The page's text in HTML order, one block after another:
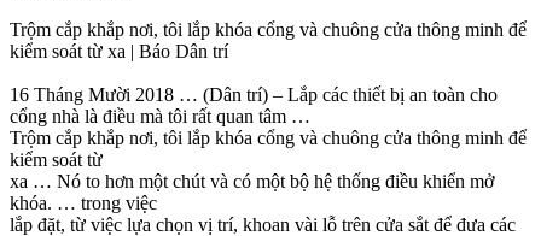
Trộm cắp khắp nơi, tôi lắp khóa cổng và chuông cửa thông minh để
kiểm soát từ xa | Báo Dân trí
16 Tháng Mười 2018 … (Dân trí) – Lắp các thiết bị an toàn cho
cổng nhà là điều mà tôi rất quan tâm …
Trộm cắp khắp nơi, tôi lắp khóa cổng và chuông cửa thông minh để
kiểm soát từ
xa … Nó to hơn một chút và có một bộ hệ thống điều khiển mở
khóa. … trong việc
lắp đặt, từ việc lựa chọn vị trí, khoan vài lỗ trên cửa sắt để đưa các